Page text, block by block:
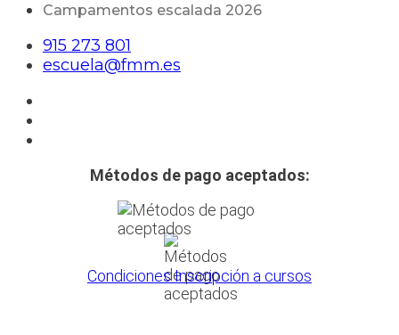
Campamentos escalada 2026
915 273 801
escuela@fmm.es
Métodos de pago aceptados:
Condiciones Inscripción a cursos